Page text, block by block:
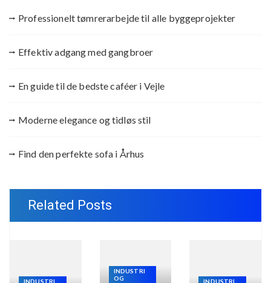
Professionelt tømrerarbejde til alle byggeprojekter
Effektiv adgang med gangbroer
En guide til de bedste caféer i Vejle
Moderne elegance og tidløs stil
Find den perfekte sofa i Århus
Related Posts
INDUSTRI
INDUSTRI
OG
INDUSTRI